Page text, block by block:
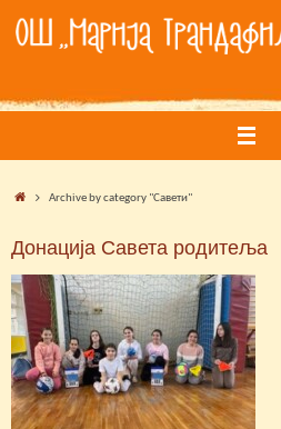
content
HomeArchive by category "Савети"
Донација Савета родитеља